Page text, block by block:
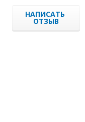
НАПИСАТЬ
ОТЗЫВ